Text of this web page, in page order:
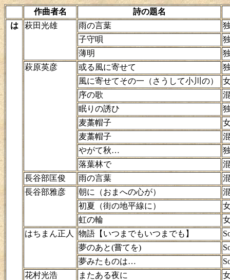
作曲者名
詩の題名
は
萩田光雄 雨の言葉
子守唄
薄明
萩原英彦
或る風に寄せて
風に寄せてその一（さうして小川の）
序の歌
眠りの誘ひ
麦藁帽子
麦藁帽子
やがて秋…
落葉林で
長谷部匡俊
雨の言葉
長谷部雅彦
朝に（おまへの心が）
初夏（街の地平線に）
虹の輪
はちまん正人
物語【いつまでもいつまでも】
夢のあと(嘗てを)
夢みたものは…
花村光浩
またある夜に